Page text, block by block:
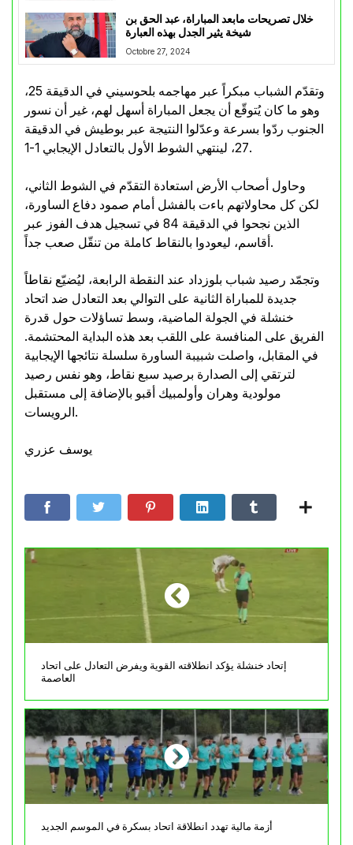
خلال تصريحات مابعد المباراة، عبد الحق بن
شيخة يثير الجدل بهذه العبارة
Octobre 27, 2024
وتقدّم الشباب مبكراً عبر مهاجمه بلحوسيني في الدقيقة 25،
وهو ما كان يُتوقّع أن يجعل المباراة أسهل لهم، غير أن نسور
الجنوب ردّوا بسرعة وعدّلوا النتيجة عبر بوطيش في الدقيقة
27، لينتهي الشوط الأول بالتعادل الإيجابي 1-1.
وحاول أصحاب الأرض استعادة التقدّم في الشوط الثاني،
لكن كل محاولاتهم باءت بالفشل أمام صمود دفاع الساورة،
الذين نجحوا في الدقيقة 84 في تسجيل هدف الفوز عبر
أقاسم، ليعودوا بالنقاط كاملة من تنقّل صعب جداً.
وتجمّد رصيد شباب بلوزداد عند النقطة الرابعة، ليُضيّع نقاطاً
جديدة للمباراة الثانية على التوالي بعد التعادل ضد اتحاد
خنشلة في الجولة الماضية، وسط تساؤلات حول قدرة
الفريق على المنافسة على اللقب بعد هذه البداية المحتشمة.
في المقابل، واصلت شبيبة الساورة سلسلة نتائجها الإيجابية
لترتقي إلى الصدارة برصيد سبع نقاط، وهو نفس رصيد
مولودية وهران وأولمبيك أقبو بالإضافة إلى مستقبل
الرويسات.
يوسف عزري
إتحاد خنشلة يؤكد انطلاقته القوية ويفرض التعادل على اتحاد
العاصمة
أزمة مالية تهدد انطلاقة اتحاد بسكرة في الموسم الجديد